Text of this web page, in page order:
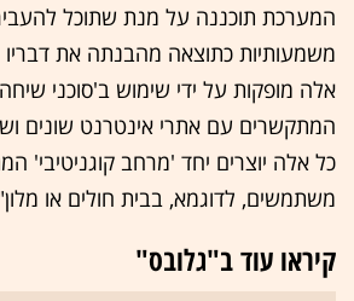
המערכת תוכננה על מנת שתוכל
משמעותיות כתוצאה מהבנתה את דבריו
אלה מופקות על ידי שימוש ב'סוכני
כל אלה יוצרים יחד 'מרחב קוגניטיבי'
משתמשים, לדוגמא, בבית חולים או
קיראו עוד ב"גלובס"